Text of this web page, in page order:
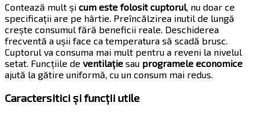
Contează mult și cum este folosit cuptorul , nu doar ce
specificații are pe hârtie. Preîncălzirea inutil de lungă
crește consumul fără beneficii reale. Deschiderea
frecventă a ușii face ca temperatura să scadă brusc.
Cuptorul va consuma mai mult pentru a reveni la nivelul
setat. Funcțiile de ventilație sau programele economice
ajută la gătire uniformă, cu un consum mai redus.
Caractersitici și funcții utile